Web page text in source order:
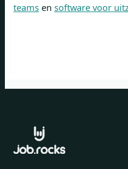
teams en software voor